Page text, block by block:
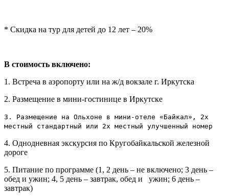
* Скидка на тур для детей до 12 лет – 20%
В стоимость включено:
1. Встреча в аэропорту или на ж/д вокзале г. Иркутска
2. Размещение в мини-гостинице в Иркутске
3. Размещение на Ольхоне в мини-отеле «Байкал», 2х
местный стандартный или 2х местный улучшенный номер
4. Однодневная экскурсия по Кругобайкальской железной
дороге
5. Питание по программе (1, 2 день – не включено; 3 день –
обед и ужин; 4, 5 день – завтрак, обед и ужин; 6 день –
завтрак)